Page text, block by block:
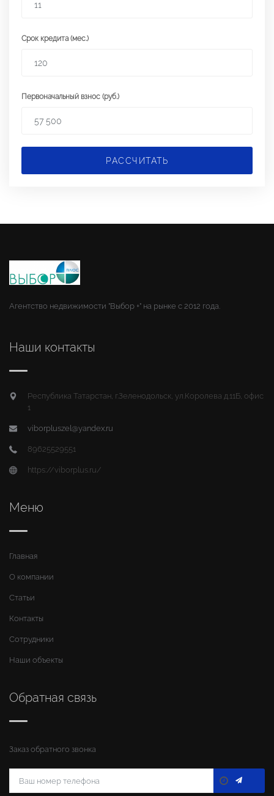
Срок кредита (мес.)
Первоначальный взнос (руб.)
РАССЧИТАТЬ
Агентство недвижимости "Выбор +" на рынке с 2012 года.
Наши контакты
Республика Татарстан, г.Зеленодольск, ул.Королева д.11Б, офис
1
viborpluszel@yandex.ru
89625529551
https://viborplus.ru/
Меню
Главная
О компании
Статьи
Контакты
Сотрудники
Наши объекты
Обратная связь
Заказ обратного звонка